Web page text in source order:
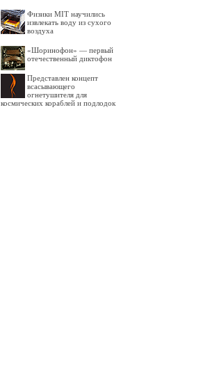
Физики MIT научились
извлекать воду из сухого
воздуха
«Шоринофон» — первый
отечественный диктофон
Представлен концепт
всасывающего
огнетушителя для
космических кораблей и подлодок